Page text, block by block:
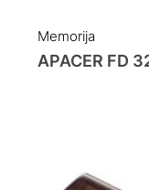
Memorija
APACER FD